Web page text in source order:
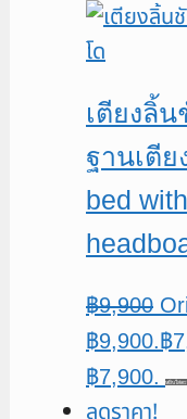
เตียงลิ้
ฐานเตี
bed
฿9,900
฿9,900.฿
฿7,900.
หยิบใส่ต